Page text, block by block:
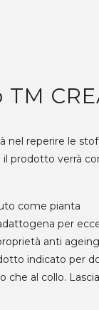
TM
nel reperire le
prodotto verrà
come pianta
per
anti
indicato per
che al collo.